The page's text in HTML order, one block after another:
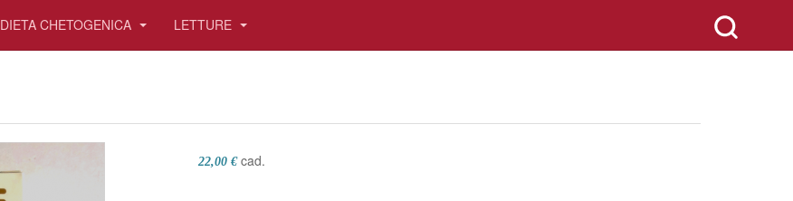
DIETA CHETOGENICA LETTURE
22,00 € cad.